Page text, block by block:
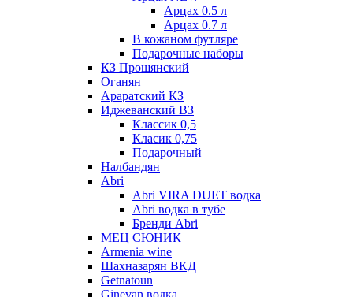
Арцах 0.5 л
Арцах 0.7 л
В кожаном футляре
Подарочные наборы
КЗ Прошянский
Оганян
Араратский КЗ
Иджеванский ВЗ
Классик 0,5
Класик 0,75
Подарочный
Налбандян
Abri
Abri VIRA DUET водка
Abri водка в тубе
Бренди Abri
МЕЦ СЮНИК
Armenia wine
Шахназарян ВКД
Getnatoun
Ginevan водка